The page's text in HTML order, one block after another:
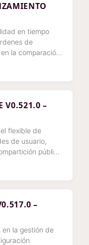
en tiempo
de
la comparación
aplicación.
V0.521.0 –
flexible de
de usuario,
pública
–
en la gestión de